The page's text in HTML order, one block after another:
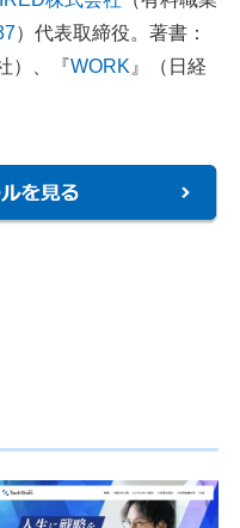
）代表取締役。著書：
）、『WORK 』（日経